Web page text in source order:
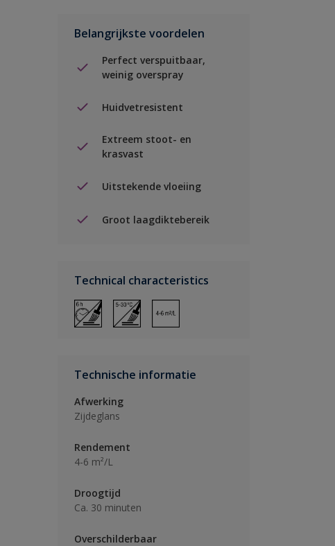
Belangrijkste voordelen
Perfect verspuitbaar,
weinig overspray
Huidvetresistent
Extreem stoot- en
krasvast
Uitstekende vloeiing
Groot laagdiktebereik
Technical characteristics
Technische informatie
Afwerking
Zijdeglans
Rendement
4-6 m²/L
Droogtijd
Ca. 30 minuten
Overschilderbaar